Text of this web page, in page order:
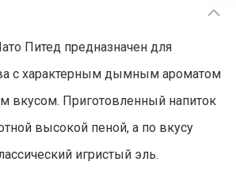
Питед предназначен для
с характерным дымным ароматом
вкусом. Приготовленный напиток
высокой пеной, а по вкусу
игристый эль.